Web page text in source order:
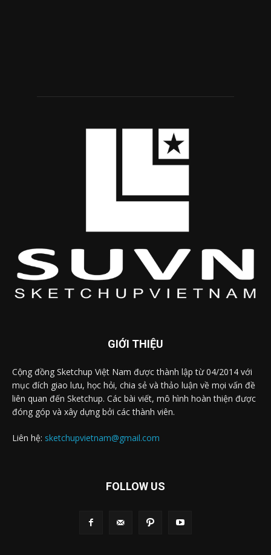
GIỚI THIỆU
Cộng đồng Sketchup Việt Nam được thành lập từ 04/2014 với
mục đích giao lưu, học hỏi, chia sẻ và thảo luận về mọi vấn đề
liên quan đến Sketchup. Các bài viết, mô hình hoàn thiện được
đóng góp và xây dựng bởi các thành viên.
Liên hệ: sketchupvietnam@gmail.com
FOLLOW US